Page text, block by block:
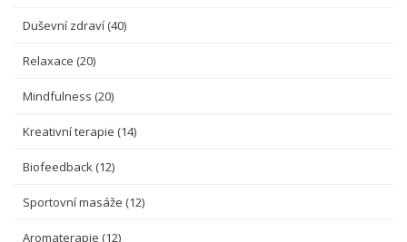
Duševní zdraví (40)
Relaxace (20)
Mindfulness (20)
Kreativní terapie (14)
Biofeedback (12)
Sportovní masáže (12)
Aromaterapie (12)